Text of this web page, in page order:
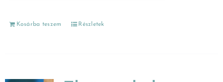
Kosárba teszem Részletek